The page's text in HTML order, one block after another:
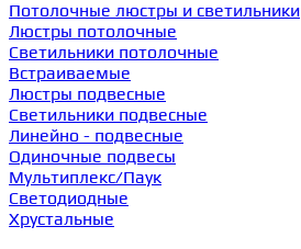
Потолочные люстры и светильники
Люстры потолочные
Светильники потолочные
Встраиваемые
Люстры подвесные
Светильники подвесные
Линейно - подвесные
Одиночные подвесы
Мультиплекс/Паук
Светодиодные
Хрустальные